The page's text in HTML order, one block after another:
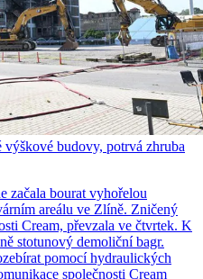
budovy, potrvá zhruba
začala bourat vyhořelou
areálu ve Zlíně. Zničený
Cream, převzala ve čtvrtek. K
stotunový demoliční bagr.
pomocí hydraulických
společnosti Cream